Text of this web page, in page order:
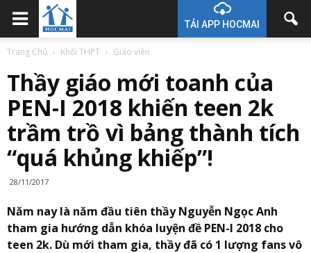
TẢI APP HOCMAI
Trang Chủ Khối THPT Giáo viên
Thầy giáo mới toanh của
PEN-I 2018 khiến teen 2k
trầm trồ vì bảng thành tích
“quá khủng khiếp”!
28/11/2017
Năm nay là năm đầu tiên thầy Nguyễn Ngọc Anh
tham gia hướng dẫn khóa luyện đề PEN-I 2018 cho
teen 2k. Dù mới tham gia, thầy đã có 1 lượng fans vô